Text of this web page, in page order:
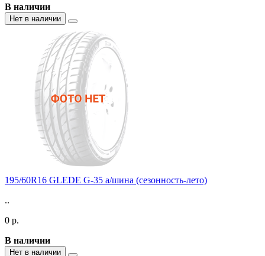
В наличии
Нет в наличии
195/60R16 GLEDE G-35 а/шина (сезонность-лето)
..
0 р.
В наличии
Нет в наличии